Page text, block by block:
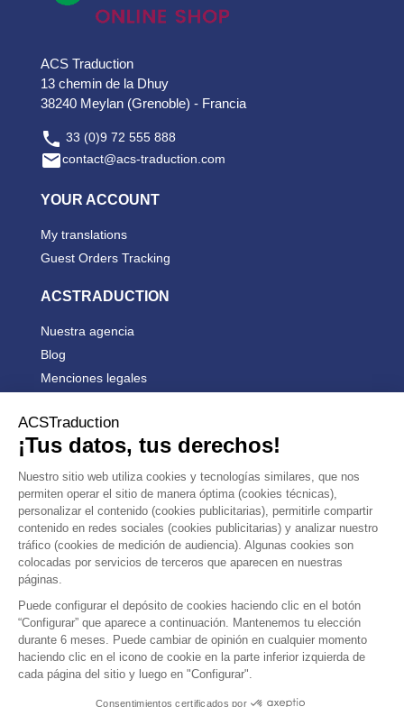
ACS Traduction
13 chemin de la Dhuy
38240 Meylan (Grenoble) - Francia
 33 (0)9 72 555 888
contact@acs-traduction.com
YOUR ACCOUNT
My translations
Guest Orders Tracking
ACSTRADUCTION
Nuestra agencia
Blog
Menciones legales
PRODUCTS
OUR COMPANY  
OPINIONES CLIENTES